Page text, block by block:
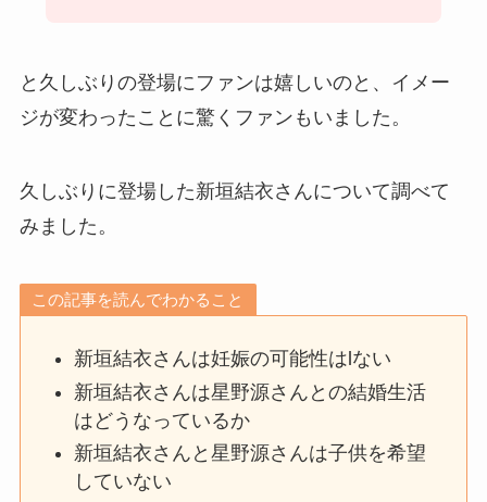
と久しぶりの登場にファンは嬉しいのと、イメー
ジが変わったことに驚くファンもいました。
久しぶりに登場した新垣結衣さんについて調べて
みました。
この記事を読んでわかること
新垣結衣さんは妊娠の可能性はlない
新垣結衣さんは星野源さんとの結婚生活
はどうなっているか
新垣結衣さんと星野源さんは子供を希望
していない